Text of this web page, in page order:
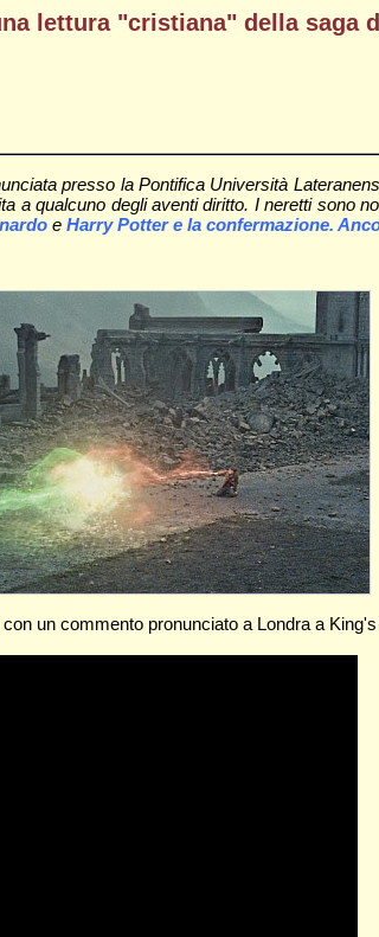
lettura "cristiana" della saga
presso la Pontifica Università
qualcuno degli aventi diritto. I neretti sono
e Harry Potter e la confermazione.
un commento pronunciato a Londra a